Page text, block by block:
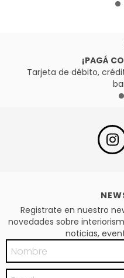
¡PAGÁ
Tarjeta de débito,
Registrate en nuestro
novedades sobre
noticias,